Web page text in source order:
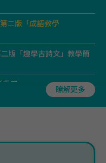
二版「成語教學
二版「趣學古詩文」教學簡
動冊
版「價值觀教育」錦囊、
瞭解更多